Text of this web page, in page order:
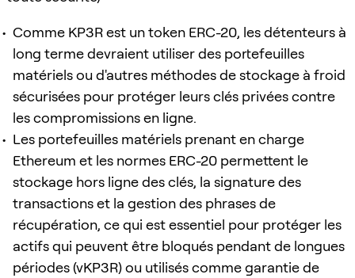
Comme KP3R est un token ERC-20, les détenteurs à
long terme devraient utiliser des portefeuilles
matériels ou d'autres méthodes de stockage à froid
sécurisées pour protéger leurs clés privées contre
les compromissions en ligne.
Les portefeuilles matériels prenant en charge
Ethereum et les normes ERC-20 permettent le
stockage hors ligne des clés, la signature des
transactions et la gestion des phrases de
récupération, ce qui est essentiel pour protéger les
actifs qui peuvent être bloqués pendant de longues
périodes (vKP3R) ou utilisés comme garantie de